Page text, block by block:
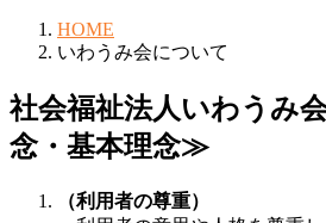
HOME
いわうみ会について
社会福祉法人いわう
念・基本理念≫
（利用者の尊重）